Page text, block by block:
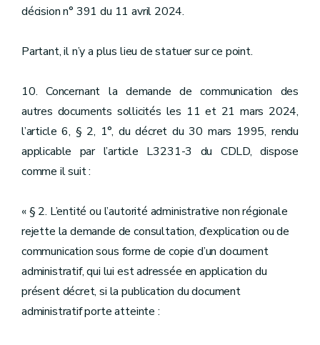
décision n° 391 du 11 avril 2024.
Partant, il n’y a plus lieu de statuer sur ce point.
10. Concernant la demande de communication des
autres documents sollicités les 11 et 21 mars 2024,
l’article 6, § 2, 1°, du décret du 30 mars 1995, rendu
applicable par l’article L3231-3 du CDLD, dispose
comme il suit :
« § 2. L’entité ou l’autorité administrative non régionale
rejette la demande de consultation, d’explication ou de
communication sous forme de copie d’un document
administratif, qui lui est adressée en application du
présent décret, si la publication du document
administratif porte atteinte :